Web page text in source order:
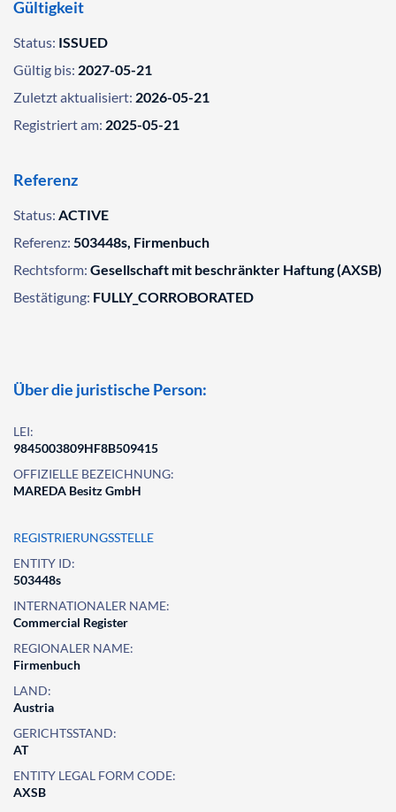
Gültigkeit
Status: ISSUED
Gültig bis: 2027-05-21
Zuletzt aktualisiert: 2026-05-21
Registriert am: 2025-05-21
Referenz
Status: ACTIVE
Referenz: 503448s, Firmenbuch
Rechtsform: Gesellschaft mit beschränkter Haftung (AXSB)
Bestätigung: FULLY_CORROBORATED
Über die juristische Person:
LEI:
9845003809HF8B509415
OFFIZIELLE BEZEICHNUNG:
MAREDA Besitz GmbH
REGISTRIERUNGSSTELLE
ENTITY ID:
503448s
INTERNATIONALER NAME:
Commercial Register
REGIONALER NAME:
Firmenbuch
LAND:
Austria
GERICHTSSTAND:
AT
ENTITY LEGAL FORM CODE:
AXSB